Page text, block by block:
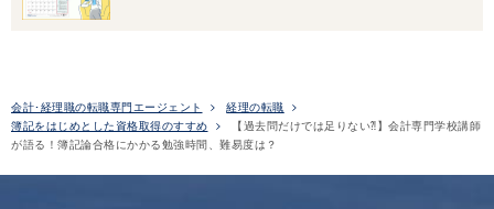
会計･経理職の転職専門エージェント
経理の転職
簿記をはじめとした資格取得のすすめ
【過去問だけでは足りない⁈】会計専門学校講師
が語る！簿記論合格にかかる勉強時間、難易度は？